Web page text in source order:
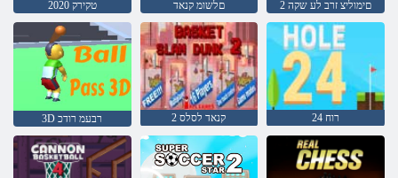
2020 טקירק םלשומ קנאד 2 םימוליצ זרב לע שקה
3D רבעמ רודכ 2 קנאד לסלס 24 רוח